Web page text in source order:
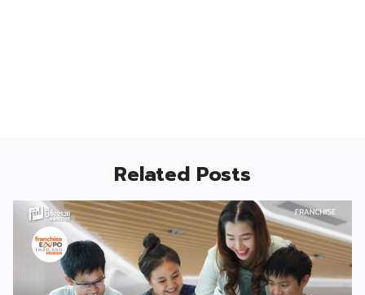
Related Posts